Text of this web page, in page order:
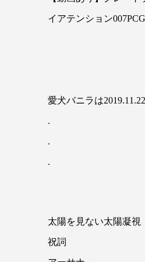
イアテンション
愛犬バニラは
.
.
.
太陽を見ない太陽凝視
祝詞